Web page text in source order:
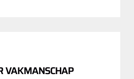
VAKMANSCHAP